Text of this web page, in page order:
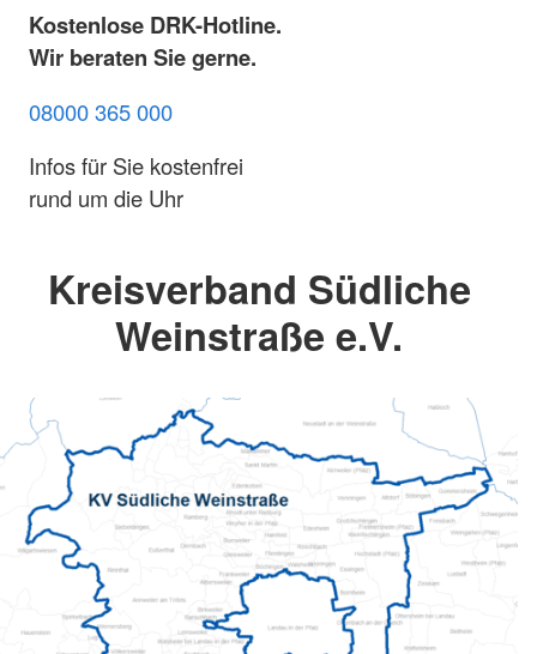
Kostenlose DRK-Hotline.
Wir beraten Sie gerne.
08000 365 000
Infos für Sie kostenfrei
rund um die Uhr
Kreisverband Südliche
Weinstraße e.V.